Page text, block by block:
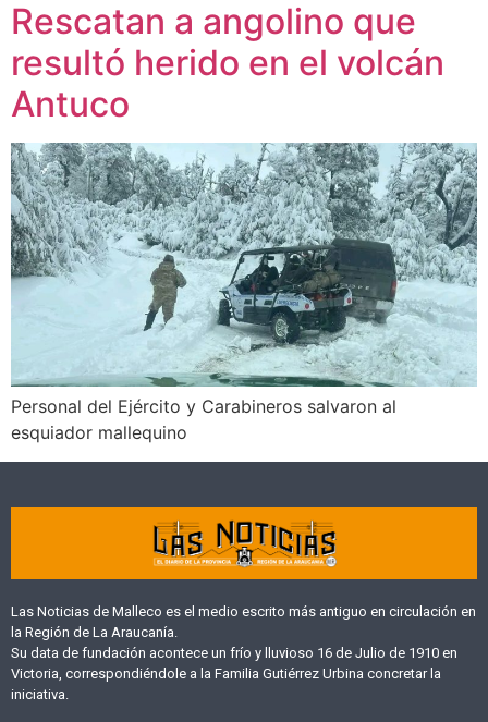
Rescatan a angolino que
resultó herido en el volcán
Antuco
Personal del Ejército y Carabineros salvaron al
esquiador mallequino
Las Noticias de Malleco es el medio escrito más antiguo en circulación en
la Región de La Araucanía.
Su data de fundación acontece un frío y lluvioso 16 de Julio de 1910 en
Victoria, correspondiéndole a la Familia Gutiérrez Urbina concretar la
iniciativa.